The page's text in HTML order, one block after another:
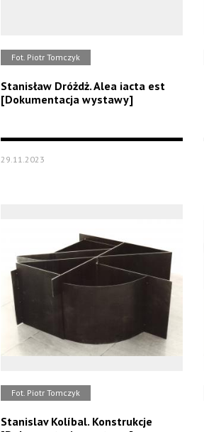
Fot. Piotr Tomczyk
Stanisław Dróżdż. Alea iacta est
[Dokumentacja wystawy]
29.11.2023
Fot. Piotr Tomczyk
Stanislav Kolíbal. Konstrukcje